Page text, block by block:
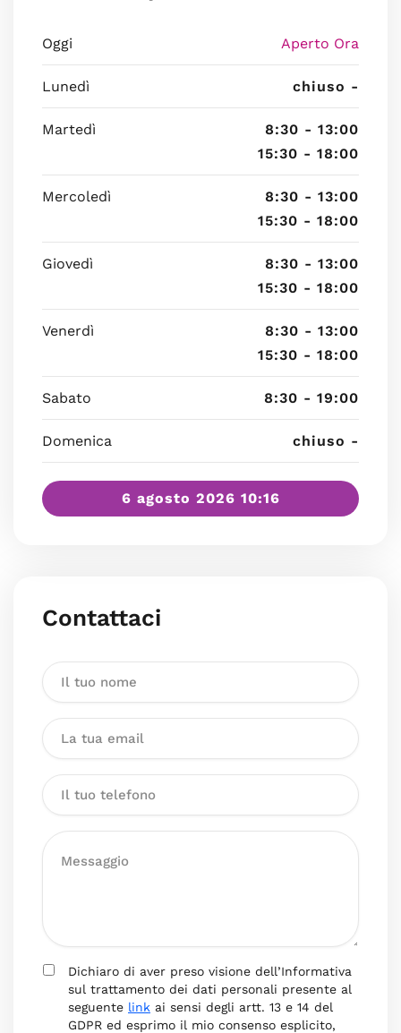
Oggi Aperto Ora
Lunedì chiuso -
Martedì
8:30 - 13:00
15:30 - 18:00
Mercoledì
8:30 - 13:00
15:30 - 18:00
Giovedì
8:30 - 13:00
15:30 - 18:00
Venerdì
8:30 - 13:00
15:30 - 18:00
Sabato 8:30 - 19:00
Domenica chiuso -
6 agosto 2026 10:16
Contattaci
Dichiaro di aver preso visione dell’Informativa
sul trattamento dei dati personali presente al
seguente link ai sensi degli artt. 13 e 14 del
GDPR ed esprimo il mio consenso esplicito,